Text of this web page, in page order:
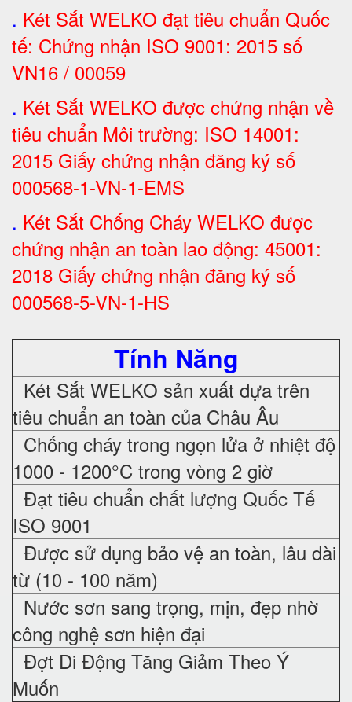
. Két Sắt WELKO đạt tiêu chuẩn Quốc
tế: Chứng nhận ISO 9001: 2015 số
VN16 / 00059
. Két Sắt WELKO được chứng nhận về
tiêu chuẩn Môi trường: ISO 14001:
2015 Giấy chứng nhận đăng ký số
000568-1-VN-1-EMS
. Két Sắt Chống Cháy WELKO được
chứng nhận an toàn lao động: 45001:
2018 Giấy chứng nhận đăng ký số
000568-5-VN-1-HS
Tính Năng
Két Sắt WELKO sản xuất dựa trên
tiêu chuẩn an toàn của Châu Âu
Chống cháy trong ngọn lửa ở nhiệt độ
1000 - 1200°C trong vòng 2 giờ
Đạt tiêu chuẩn chất lượng Quốc Tế
ISO 9001
Được sử dụng bảo vệ an toàn, lâu dài
từ (10 - 100 năm)
Nước sơn sang trọng, mịn, đẹp nhờ
công nghệ sơn hiện đại
Đợt Di Động Tăng Giảm Theo Ý
Muốn